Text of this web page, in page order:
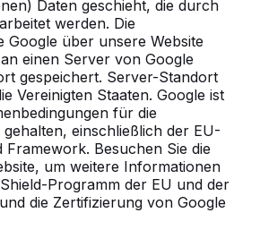
Daten geschieht, die durch
werden. Die
Google über unsere Website
einen Server von Google
gespeichert. Server-Standort
Vereinigten Staaten. Google ist
für die
einschließlich der EU-
Framework. Besuchen Sie die
um weitere Informationen
Programm der EU und der
die Zertifizierung von Google
25